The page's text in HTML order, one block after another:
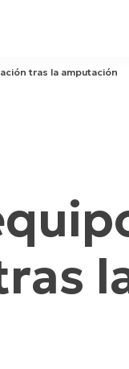
tras la amputación